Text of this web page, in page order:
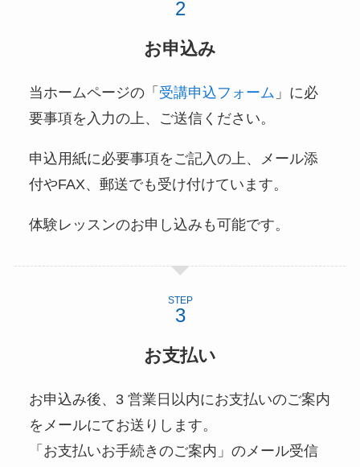
お申込み
当ホームページの「 受講申込フォーム 」に必
要事項を入力の上、ご送信ください。
申込用紙に必要事項をご記入の上、メール添
付やFAX、郵送でも受け付けています。
体験レッスンのお申し込みも可能です。
STEP
お支払い
お申込み後、3 営業日以内にお支払いのご案内
をメールにてお送りします。
「お支払いお手続きのご案内」のメール受信